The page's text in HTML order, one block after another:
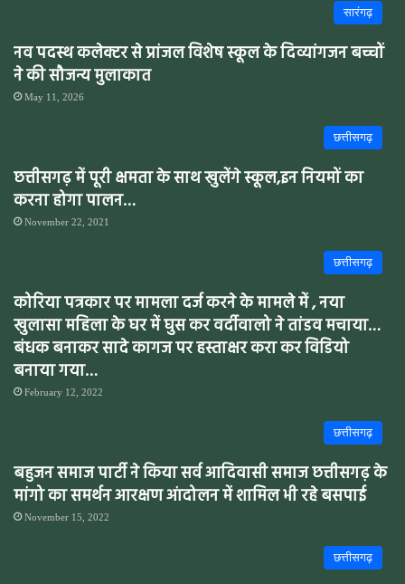
सारंगढ़
नव पदस्थ कलेक्टर से प्रांजल विशेष स्कूल के दिव्यांगजन बच्चों
ने की सौजन्य मुलाकात
May 11, 2026
छत्तीसगढ़
छत्तीसगढ़ में पूरी क्षमता के साथ खुलेंगे स्कूल,इन नियमों का
करना होगा पालन…
November 22, 2021
छत्तीसगढ़
कोरिया पत्रकार पर मामला दर्ज करने के मामले में , नया
खुलासा महिला के घर में घुस कर वर्दीवालो ने तांडव मचाया…
बंधक बनाकर सादे कागज पर हस्ताक्षर करा कर विडियो
बनाया गया…
February 12, 2022
छत्तीसगढ़
बहुजन समाज पार्टी ने किया सर्व आदिवासी समाज छत्तीसगढ़ के
मांगो का समर्थन आरक्षण आंदोलन में शामिल भी रहे बसपाई
November 15, 2022
छत्तीसगढ़